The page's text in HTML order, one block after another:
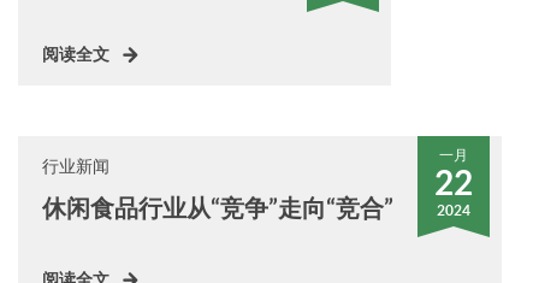
阅读全文
一月
22
2024
行业新闻
休闲食品行业从“竞争”走向“竞合”